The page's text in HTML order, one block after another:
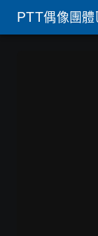
PTT偶像團體